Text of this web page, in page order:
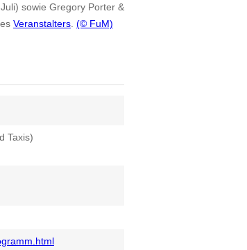
sowie Gregory Porter &
Veranstalters (© FuM)
Taxis)